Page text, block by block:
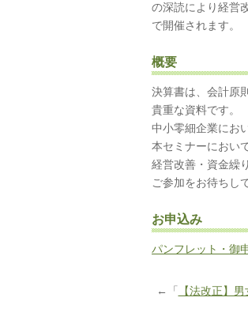
の深読により経営
で開催されます。
概要
決算書は、会計原
貴重な資料です。
中小零細企業にお
本セミナーにおい
経営改善・資金繰
ご参加をお待ちし
お申込み
パンフレット・御
←「 【法改正】